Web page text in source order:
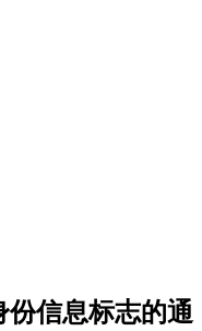
份信息标志的通